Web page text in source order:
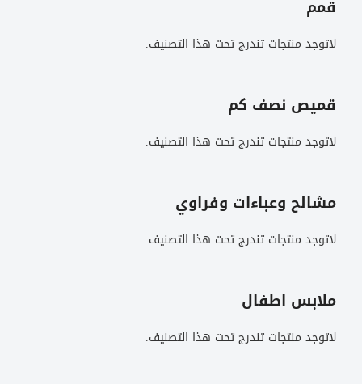
قمم
لاتوجد منتجات تندرج تحت هذا التصنيف.
قميص نصف كم
لاتوجد منتجات تندرج تحت هذا التصنيف.
مشالح وعباءات وفراوي
لاتوجد منتجات تندرج تحت هذا التصنيف.
ملابس اطفال
لاتوجد منتجات تندرج تحت هذا التصنيف.